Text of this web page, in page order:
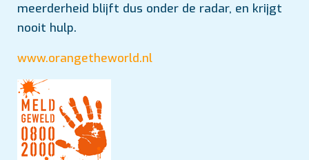
meerderheid blijft dus onder de radar, en krijgt
nooit hulp.
www.orangetheworld.nl